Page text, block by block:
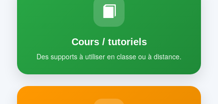
Cours / tutoriels
Des supports à utiliser en classe ou à distance.